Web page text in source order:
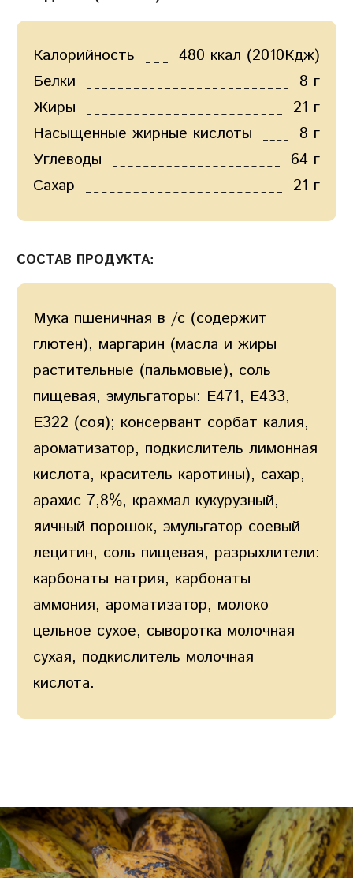
Калорийность
480 ккал (2010Кдж)
Белки
8 г
Жиры
21 г
Насыщенные жирные кислоты
8 г
Углеводы
64 г
Сахар
21 г
СОСТАВ ПРОДУКТА:
Мука пшеничная в /с (содержит
глютен), маргарин (масла и жиры
растительные (пальмовые), соль
пищевая, эмульгаторы: Е471, Е433,
Е322 (соя); консервант сорбат калия,
ароматизатор, подкислитель лимонная
кислота, краситель каротины), сахар,
арахис 7,8%, крахмал кукурузный,
яичный порошок, эмульгатор соевый
лецитин, соль пищевая, разрыхлители:
карбонаты натрия, карбонаты
аммония, ароматизатор, молоко
цельное сухое, сыворотка молочная
сухая, подкислитель молочная
кислота.